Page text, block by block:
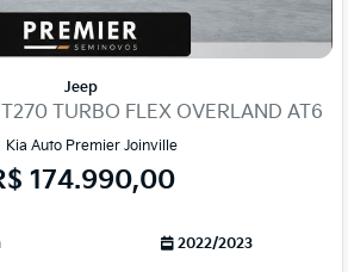
Jeep
TURBO FLEX OVERLAND AT6
Kia Auto Premier Joinville
174.990,00
2022/2023